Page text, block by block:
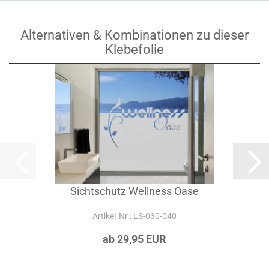
Alternativen & Kombinationen zu dieser
Klebefolie
Sichtschutz Wellness Oase
Artikel‑Nr.: LS-030-040
ab 29,95 EUR